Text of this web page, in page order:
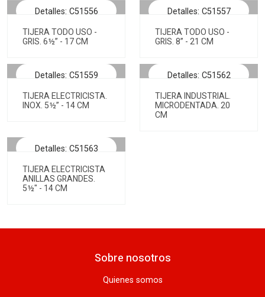
Detalles: C51556
TIJERA TODO USO -
GRIS. 6½” - 17 CM
Detalles: C51557
TIJERA TODO USO -
GRIS. 8” - 21 CM
Detalles: C51559
TIJERA ELECTRICISTA.
INOX. 5½” - 14 CM
Detalles: C51562
TIJERA INDUSTRIAL.
MICRODENTADA. 20
CM
Detalles: C51563
TIJERA ELECTRICISTA
ANILLAS GRANDES.
5½" - 14 CM
Sobre nosotros
Quienes somos